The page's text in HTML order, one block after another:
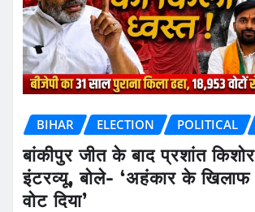
BIHAR ELECTION POLITICAL
बांकीपुर जीत के बाद प्रशांत
इंटरव्यू, बोले- ‘अहंकार के
वोट दिया’